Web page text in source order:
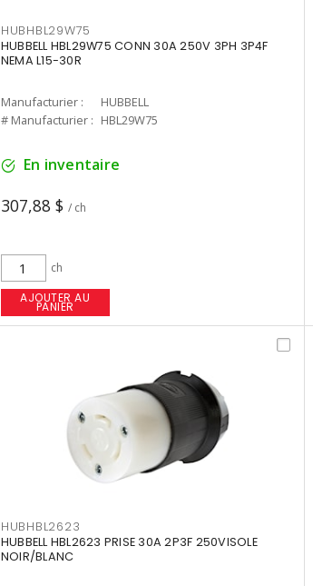
HUBHBL29W75
HUBBELL HBL29W75 CONN 30A 250V 3PH 3P4F
NEMA L15-30R
Manufacturier :
HUBBELL
# Manufacturier : HBL29W75
En inventaire
307,88 $ / ch
ch
AJOUTER AU
PANIER
HUBHBL2623
HUBBELL HBL2623 PRISE 30A 2P3F 250VISOLE
NOIR/BLANC